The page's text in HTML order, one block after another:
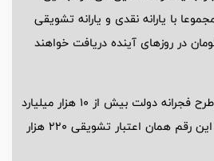
۴ نفره مجموعا با یارانه نقدی و یارانه تشویقی
و ۴۸۰ هزارتومان در روزهای آینده دریافت خواهند
به گفته وی، از زمان اجرای طرح فجرانه دولت بیش از ۱۰ هزار میلیارد
تومان منابع صرف کرده که این رقم همان اعتبار تشویقی ۲۲۰ هزار